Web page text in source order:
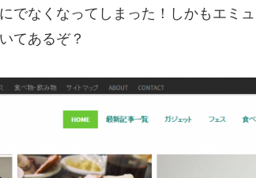
でなくなってしまった！しかもエミ
てあるぞ？